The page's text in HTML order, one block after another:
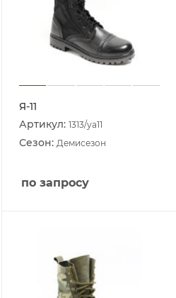
Я-11
Артикул: 1313/ya11
Сезон: Демисезон
по запросу